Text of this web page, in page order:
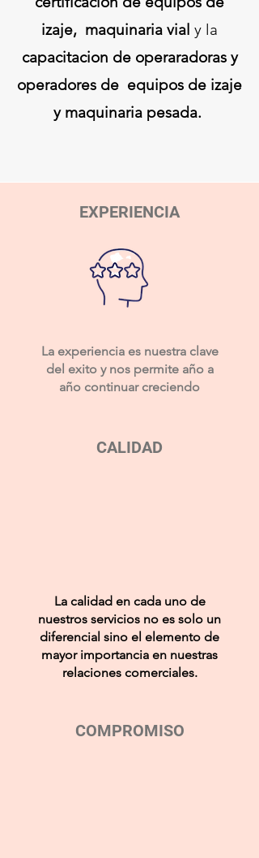
izaje, maquinaria vial y la
capacitacion de operaradoras y
operadores de equipos de izaje
y maquinaria pesada.
EXPERIENCIA
La experiencia es nuestra clave
del exito y nos permite año a
año continuar creciendo
CALIDAD
La calidad en cada uno de
nuestros servicios no es solo un
diferencial sino el elemento de
mayor importancia en nuestras
relaciones comerciales.
COMPROMISO